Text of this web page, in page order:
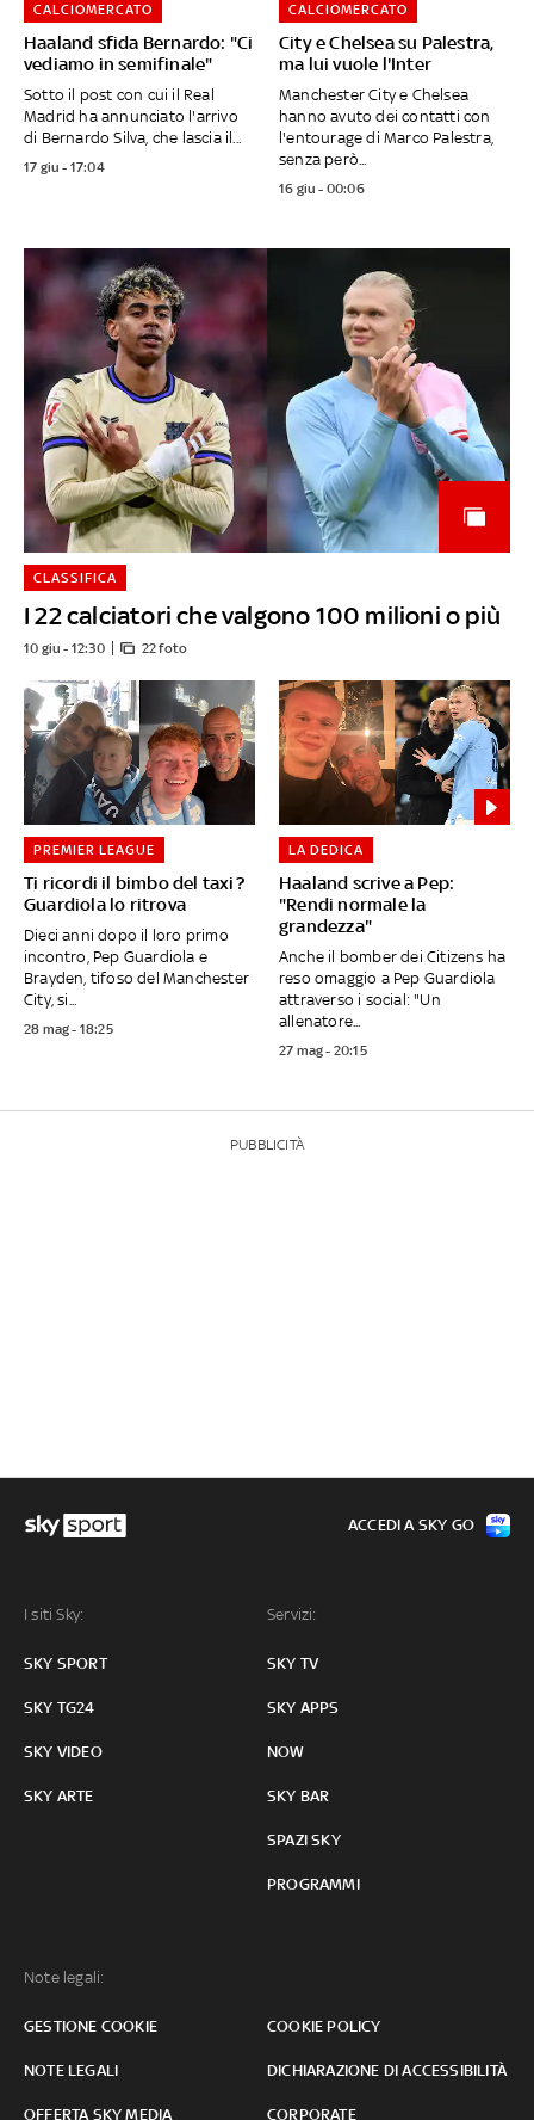
Haaland sfida Bernardo: "Ci
vediamo in semifinale"
CALCIOMERCATO
Sotto il post con cui il Real
Madrid ha annunciato l'arrivo
di Bernardo Silva, che lascia il...
17 giu - 17:04
City e Chelsea su Palestra,
ma lui vuole l'Inter
CALCIOMERCATO
Manchester City e Chelsea
hanno avuto dei contatti con
l'entourage di Marco Palestra,
senza però...
16 giu - 00:06
I 22 calciatori che valgono 100 milioni o più
CLASSIFICA
10 giu - 12:30 22 foto
Ti ricordi il bimbo del taxi?
Guardiola lo ritrova
PREMIER LEAGUE
Dieci anni dopo il loro primo
incontro, Pep Guardiola e
Brayden, tifoso del Manchester
City, si...
28 mag - 18:25
Haaland scrive a Pep:
"Rendi normale la
grandezza"
LA DEDICA
Anche il bomber dei Citizens ha
reso omaggio a Pep Guardiola
attraverso i social: "Un
allenatore...
27 mag - 20:15
PUBBLICITÀ
I siti Sky:
SKY SPORT
SKY TG24
SKY VIDEO
SKY ARTE
Servizi:
SKY TV
SKY APPS
NOW
SKY BAR
SPAZI SKY
PROGRAMMI
Note legali:
GESTIONE COOKIE COOKIE POLICY
NOTE LEGALI DICHIARAZIONE DI ACCESSIBILITÀ
OFFERTA SKY MEDIA CORPORATE
ACCEDI A SKY GO